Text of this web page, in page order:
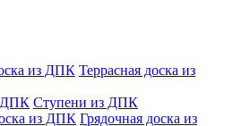
Террасная доска из
Ступени из ДПК
Грядочная доска из